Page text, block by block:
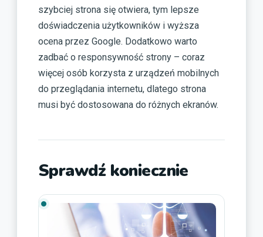
szybciej strona się otwiera, tym lepsze
doświadczenia użytkowników i wyższa
ocena przez Google. Dodatkowo warto
zadbać o responsywność strony – coraz
więcej osób korzysta z urządzeń mobilnych
do przeglądania internetu, dlatego strona
musi być dostosowana do różnych ekranów.
Sprawdź koniecznie